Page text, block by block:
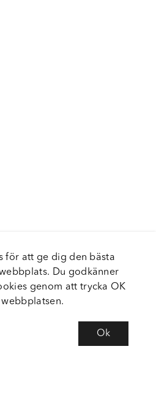
för att ge dig den bästa
Du godkänner
genom att trycka OK
Ok